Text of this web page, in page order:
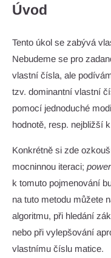
Úvod
Tento úkol se zabývá
Nebudeme se pro
vlastní čísla, ale
tzv. dominantní vlastní
pomocí jednoduché
hodnotě, resp. nejbližší
Konkrétně si zde
mocninnou iteraci;
k tomuto pojmenování
na tuto metodu můžete
algoritmu, při hledání
nebo při vylepšování
vlastnímu číslu matice.